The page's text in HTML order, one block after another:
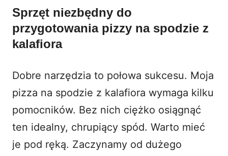
Sprzęt niezbędny do
przygotowania pizzy na spodzie z
kalafiora
Dobre narzędzia to połowa sukcesu. Moja
pizza na spodzie z kalafiora wymaga kilku
pomocników. Bez nich ciężko osiągnąć
ten idealny, chrupiący spód. Warto mieć
je pod ręką. Zaczynamy od dużego